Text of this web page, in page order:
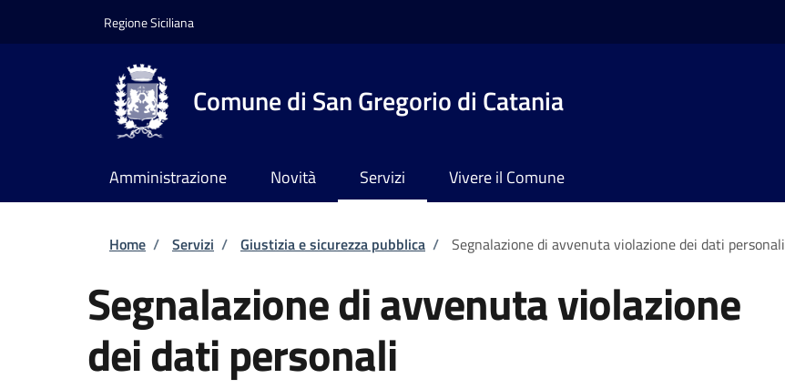
Regione Siciliana
Comune di San Gregorio di Catania
Amministrazione Novità Servizi Vivere il Comune
Briciole di pane
Home / Servizi / Giustizia e sicurezza pubblica / Segnalazione di avvenuta violazione dei dati personali
Segnalazione di avvenuta violazione
dei dati personali